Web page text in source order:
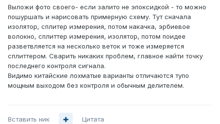
Выложи фото своего- если залито не эпоксидкой - то можно
пошуршать и нарисовать примерную схему. Тут сначала
изолятор, сплитер измерения, потом накачка, эрбиевое
волокно, сплиттер измерения, изолятор, потом поидее
разветвляется на несколько веток и тоже измеряется
сплиттером. Сварить никаких проблем, главное найти точку
последнего контроля сигнала.
Видимо китайские лохматые варианты отличаются тупо
мощным выходом без контроля и обычным делителем.
Вставить ник Цитата